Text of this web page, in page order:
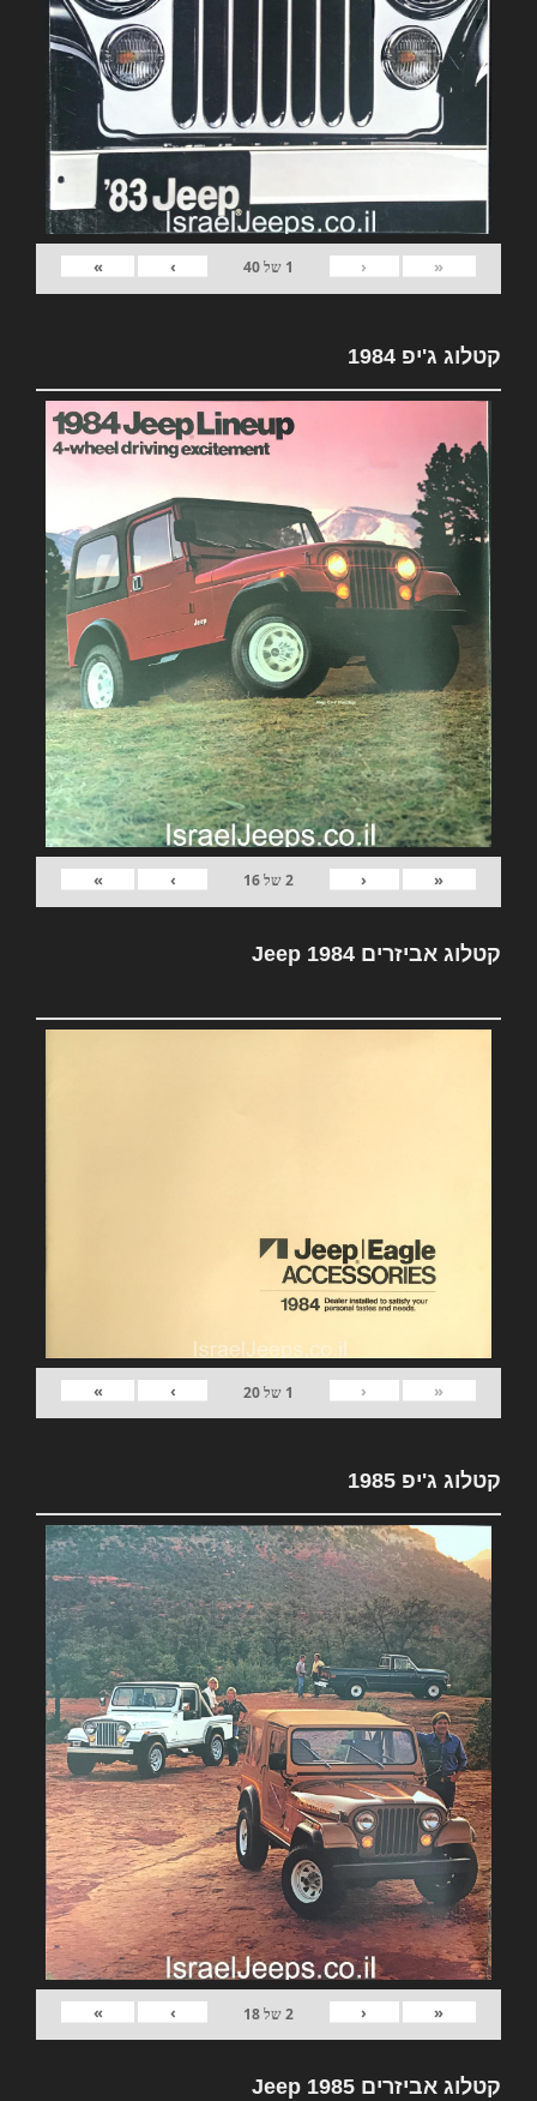
«
‹
1 של40
›
»
קטלוג ג'יפ 1984
«
‹
2של16
›
»
קטלוג אביזרים Jeep 1984
«
‹
1 של20
›
»
קטלוג ג'יפ 1985
«
‹
2של18
›
»
קטלוג אביזרים Jeep 1985